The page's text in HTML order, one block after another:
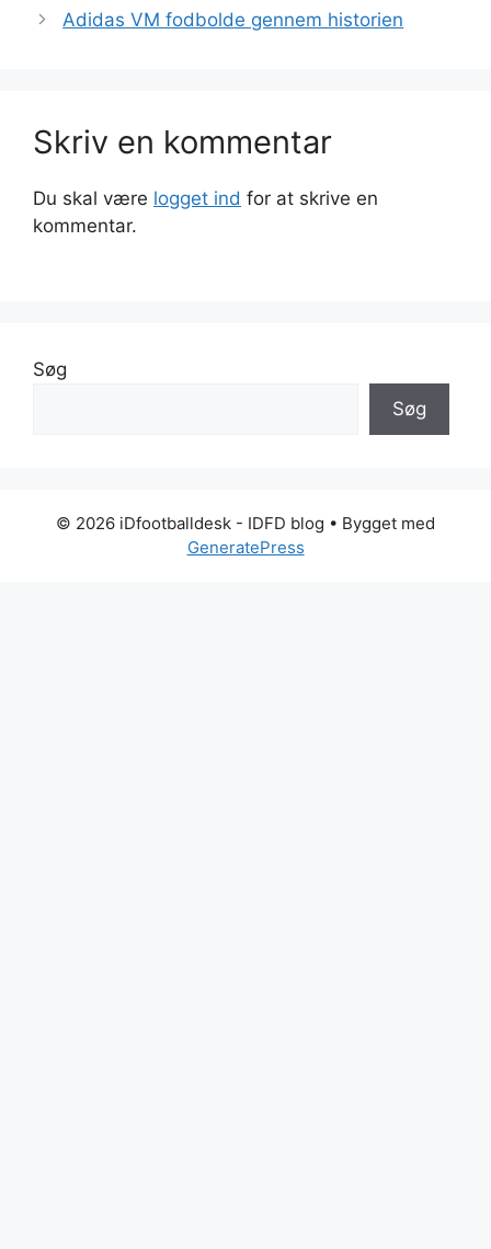
Adidas VM fodbolde gennem historien
Skriv en kommentar
Du skal være logget ind for at skrive en
kommentar.
Søg
Søg
© 2026 iDfootballdesk - IDFD blog • Bygget med
GeneratePress